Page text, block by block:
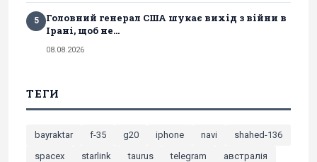
5
Головний генерал США шукає вихід з війни в
Ірані, щоб не...
08.08.2026
ТЕГИ
bayraktar f-35 g20 iphone navi
shahed-136
spacex
starlink taurus telegram
австралія